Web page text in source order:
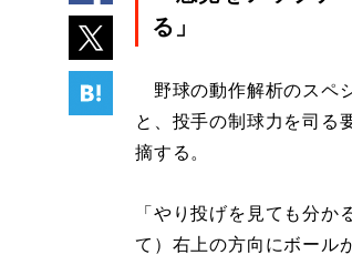
る」
野球の動作解析のスペ
と、投手の制球力を司る
摘する。
「やり投げを見ても分
て）右上の方向にボール